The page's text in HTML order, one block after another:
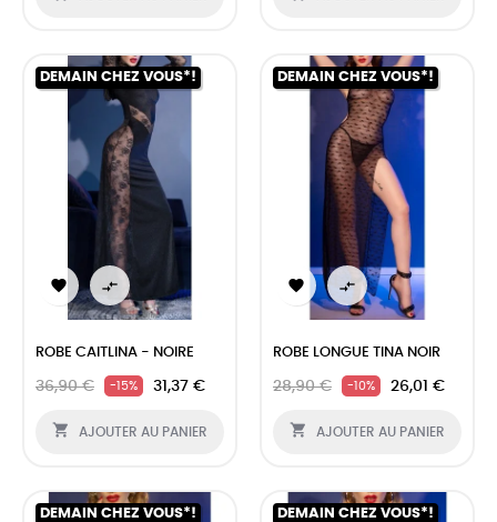
DEMAIN CHEZ VOUS*!
 
ROBE CAITLINA - NOIRE
36,90 € -15% 31,37 €
 AJOUTER AU PANIER
DEMAIN CHEZ VOUS*!
 
ROBE LONGUE TINA NOIR
28,90 € -10% 26,01 €
 AJOUTER AU PANIER
DEMAIN CHEZ VOUS*! DEMAIN CHEZ VOUS*!